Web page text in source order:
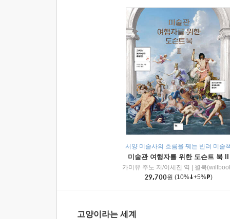
서양 미술사의 흐름을 꿰는 반려 미술
미술관 여행자를 위한 도슨트 북 II
카미유 주노 저/이세진 역
윌북
29,700원 (10% +5% )
고양이라는 세계